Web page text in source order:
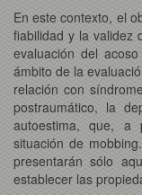
En este contexto, el
fiabilidad y la validez
evaluación del
ámbito de la
relación con
postraumático, la
autoestima, que, a
situación de
presentarán sólo
establecer las